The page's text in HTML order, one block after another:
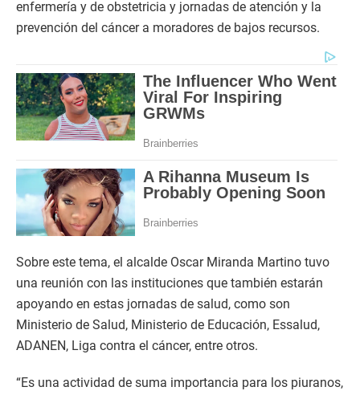
enfermería y de obstetricia y jornadas de atención y la
prevención del cáncer a moradores de bajos recursos.
Sobre este tema, el alcalde Oscar Miranda Martino tuvo
una reunión con las instituciones que también estarán
apoyando en estas jornadas de salud, como son
Ministerio de Salud, Ministerio de Educación, Essalud,
ADANEN, Liga contra el cáncer, entre otros.
“Es una actividad de suma importancia para los piuranos,